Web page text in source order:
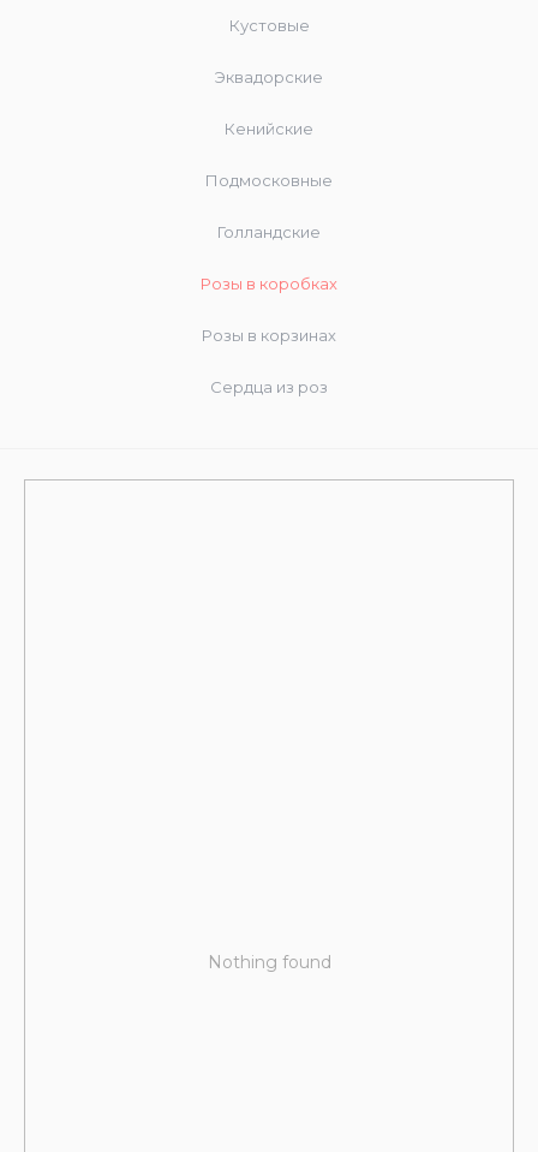
Кустовые
Эквадорские
Кенийские
Подмосковные
Голландские
Розы в коробках
Розы в корзинах
Сердца из роз
Nothing found